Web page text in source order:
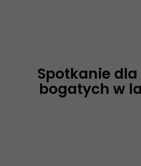
Spotkanie dla
bogatych w